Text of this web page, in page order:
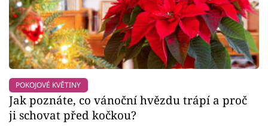
POKOJOVÉ KVĚTINY
Jak poznáte, co vánoční hvězdu trápí a proč
ji schovat před kočkou?